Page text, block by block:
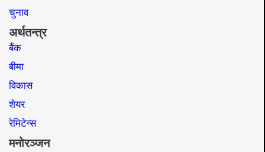
चुनाव
अर्थतन्त्र
बैंक
बीमा
विकास
शेयर
रेमिटेन्स
मनोरञ्जन